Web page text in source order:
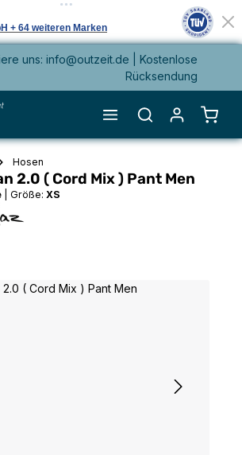
uns: info@outzeit.de | Kostenlose
Rücksendung
Hosen
2.0 ( Cord Mix ) Pant Men
Größe: XS